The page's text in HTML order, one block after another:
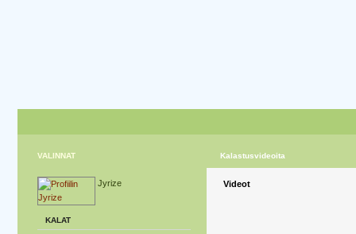
VALINNAT
Jyrize
KALAT
Kalastusvideoita
Videot